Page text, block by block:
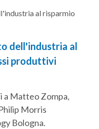
dell'industria al
produttivi
a Matteo Zompa,
Morris
Bologna.